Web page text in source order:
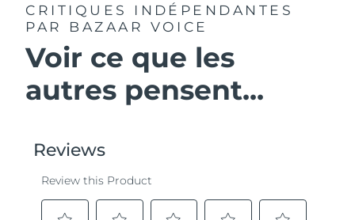
CRITIQUES INDÉPENDANTES
PAR BAZAAR VOICE
Voir ce que les
autres pensent...